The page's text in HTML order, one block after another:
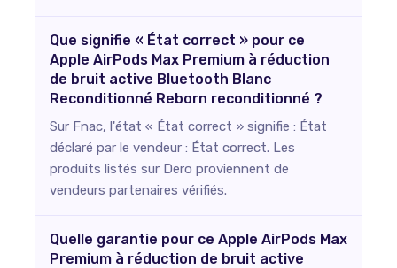
Que signifie « État correct » pour ce
Apple AirPods Max Premium à réduction
de bruit active Bluetooth Blanc
Reconditionné Reborn reconditionné ?
Sur Fnac, l'état « État correct » signifie : État
déclaré par le vendeur : État correct. Les
produits listés sur Dero proviennent de
vendeurs partenaires vérifiés.
Quelle garantie pour ce Apple AirPods Max
Premium à réduction de bruit active